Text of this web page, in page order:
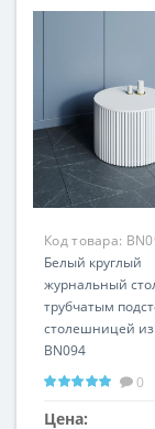
Код товара:
Белый круглый
журнальный
трубчатым
столешницей
BN094
0
Цена: